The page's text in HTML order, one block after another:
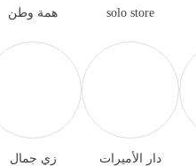
solo store همة وطن
دار الأميرات زي جمال